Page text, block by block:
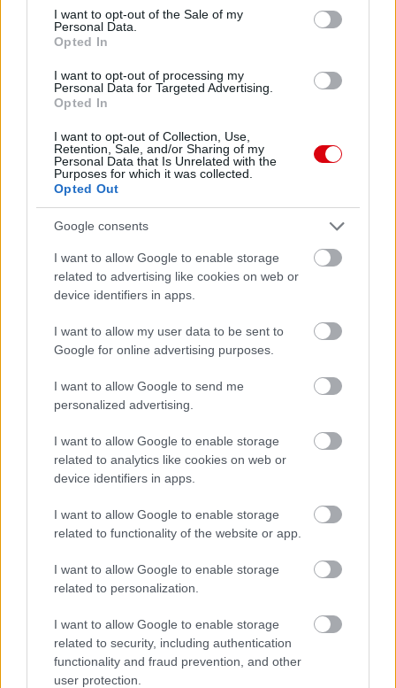
consent section.
I want to opt-out of the Sale of my
Personal Data.
Opted In
I want to opt-out of processing my
Personal Data for Targeted Advertising.
Opted In
I want to opt-out of Collection, Use,
Retention, Sale, and/or Sharing of my
Personal Data that Is Unrelated with the
Purposes for which it was collected.
Opted Out
Google consents
I want to allow Google to enable storage
related to advertising like cookies on web or
device identifiers in apps.
I want to allow my user data to be sent to
Google for online advertising purposes.
I want to allow Google to send me
personalized advertising.
I want to allow Google to enable storage
related to analytics like cookies on web or
device identifiers in apps.
I want to allow Google to enable storage
related to functionality of the website or app.
I want to allow Google to enable storage
related to personalization.
I want to allow Google to enable storage
related to security, including authentication
functionality and fraud prevention, and other
user protection.
Meccs Center
Paris Saint-Germainvs
Felkészülési szezon 4. mérkőzés
Nya Ullevi, Göteborg
2026-08-08 17:00
Leeds Unitedvs Manchester United2026-08-12 20:30
AC MilanvsManchester United2026-08-15 18:00
ELŐZŐ MÉRKŐZÉSEK
Támogatás
Támogasd adományoddal
a ManUtdFanatics.hu működését!
JADON SANCHO